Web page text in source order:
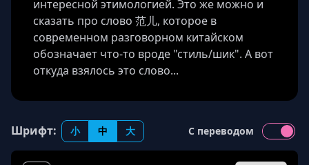
интересной этимологией. Это же можно и
сказать про слово 范儿, которое в
современном разговорном китайском
обозначает что-то вроде "стиль/шик". А вот
откуда взялось это слово...
Шрифт: 小 中 大 С переводом